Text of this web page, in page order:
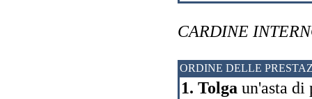
CARDINE
ORDINE DELLE
1. Tolga un'asta di